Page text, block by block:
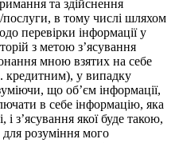
та здійснення
послуги, в тому числі шляхом
перевірки інформації у
з метою з’ясування
мною взятих на себе
кредитним), у випадку
що об’єм інформації,
в себе інформацію, яка
і з’ясування якої буде такою,
розуміння мого